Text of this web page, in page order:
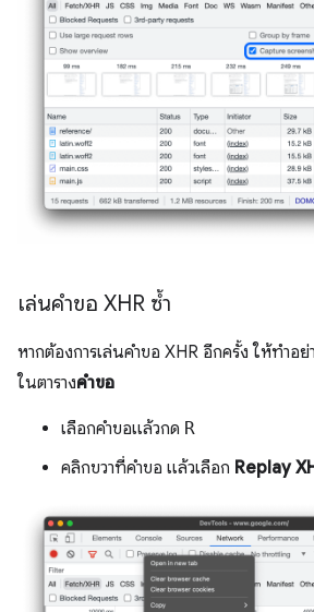
เล่นคำขอ XHR ซ้ำ
หากต้องการเล่นคำขอ XHR อีกครั้ง ให้ทำอ
ในตารางคำขอ
เลือกคำขอแล้วกด R
คลิกขวาที่คำขอ แล้วเลือก Replay